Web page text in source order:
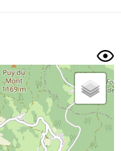
Photos